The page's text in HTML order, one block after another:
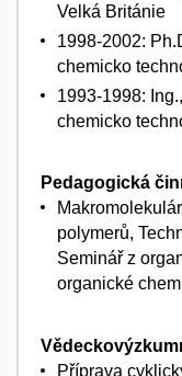
Velká Británie
1998-2002:
chemicko
1993-1998:
chemicko
Pedagogická
polymerů,
Seminář z
organické
Příprava